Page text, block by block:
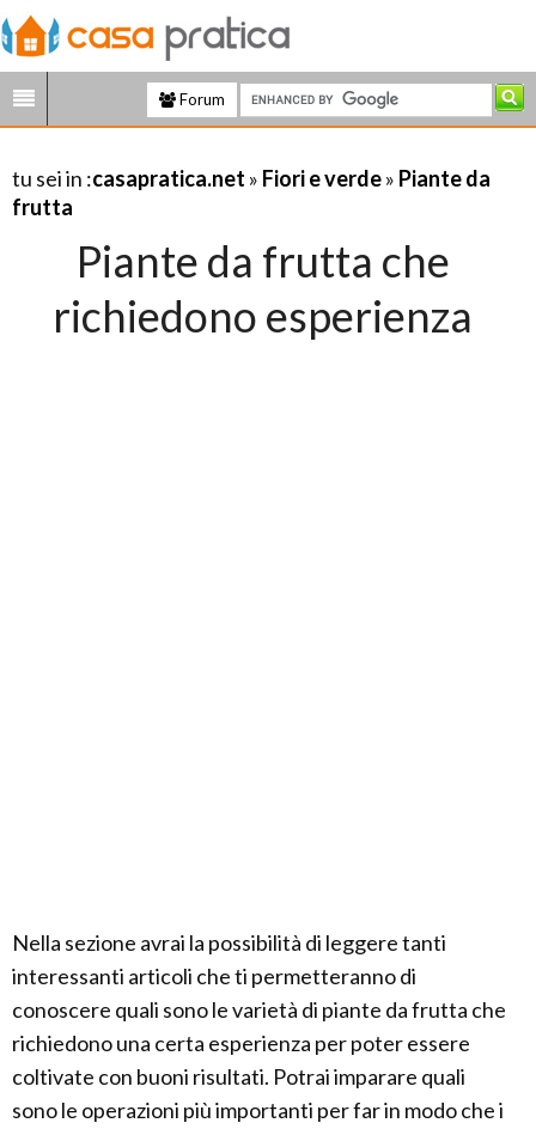
Forum
tu sei in :casapratica.net » Fiori e verde» Piante da
frutta
Piante da frutta che
richiedono esperienza
Nella sezione avrai la possibilità di leggere tanti
interessanti articoli che ti permetteranno di
conoscere quali sono le varietà di piante da frutta che
richiedono una certa esperienza per poter essere
coltivate con buoni risultati. Potrai imparare quali
sono le operazioni più importanti per far in modo che i